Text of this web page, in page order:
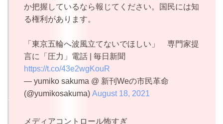
か把握しているなら報じてください。国民には知
る権利があります。
「東京五輪へ波風立てないでほしい」 専門家提
言に「圧力」電話 | 毎日新聞
https://t.co/43e2wgKouR
— yumiko sakuma @ 新刊Weの市民革命
(@yumikosakuma) August 18, 2021
メディアコントロール怖すぎ